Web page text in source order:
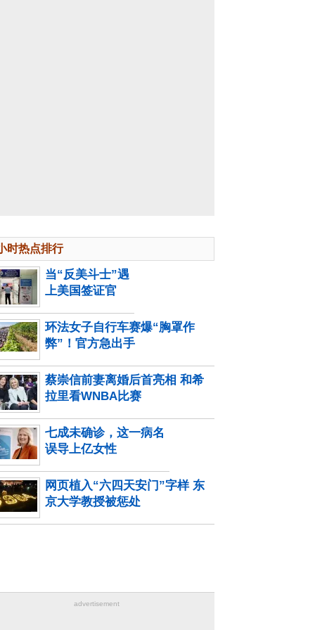
时热点排行
当“反美斗士”遇
上美国签证官
环法女子自行车赛爆“胸罩作
弊”！官方急出手
蔡崇信前妻离婚后首亮相 和希
拉里看WNBA比赛
七成未确诊，这一病名
误导上亿女性
网页植入“六四天安门”字样 东
京大学教授被惩处
advertisement